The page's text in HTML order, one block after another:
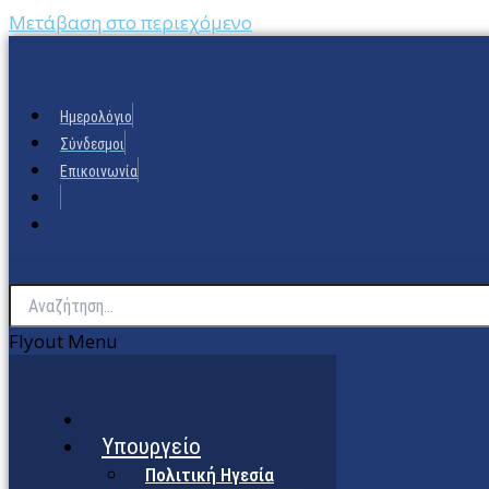
Μετάβαση στο περιεχόμενο
Ημερολόγιο
Σύνδεσμοι
Επικοινωνία
Flyout Menu
Υπουργείο
Πολιτική Ηγεσία